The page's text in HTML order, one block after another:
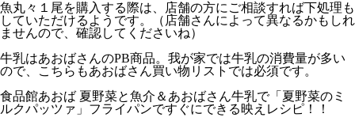
魚丸々１尾を購入する際は、店舗の方にご相談すれば下処理も
していただけるようです。（店舗さんによって異なるかもしれ
ませんので、確認してくださいね）
牛乳はあおばさんのPB商品。我が家では牛乳の消費量が多い
ので、こちらもあおばさん買い物リストでは必須です。
食品館あおば 夏野菜と魚介＆あおばさん牛乳で「夏野菜のミ
ルクパッツァ」フライパンですぐにできる映えレシピ！！